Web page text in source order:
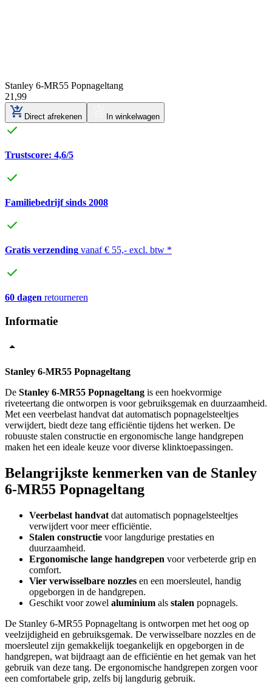
Stanley 6-MR55 Popnageltang
21 ,99
Direct afrekenen In winkelwagen
Trustscore: 4,6/5
Familiebedrijf sinds 2008
Gratis verzending vanaf € 55,- excl. btw *
60 dagen retourneren
Informatie
Stanley 6-MR55 Popnageltang
De Stanley 6-MR55 Popnageltang is een hoekvormige
riveteertang die ontworpen is voor gebruiksgemak en duurzaamheid.
Met een veerbelast handvat dat automatisch popnagelsteeltjes
verwijdert, biedt deze tang efficiëntie tijdens het werken. De
robuuste stalen constructie en ergonomische lange handgrepen
maken het een ideale keuze voor diverse klinktoepassingen.
Belangrijkste kenmerken van de Stanley
6-MR55 Popnageltang
Veerbelast handvat dat automatisch popnagelsteeltjes
verwijdert voor meer efficiëntie.
Stalen constructie voor langdurige prestaties en
duurzaamheid.
Ergonomische lange handgrepen voor verbeterde grip en
comfort.
Vier verwisselbare nozzles en een moersleutel, handig
opgeborgen in de handgrepen.
Geschikt voor zowel aluminium als stalen popnagels.
De Stanley 6-MR55 Popnageltang is ontworpen met het oog op
veelzijdigheid en gebruiksgemak. De verwisselbare nozzles en de
moersleutel zijn gemakkelijk toegankelijk en opgeborgen in de
handgrepen, wat bijdraagt aan de efficiëntie en het gemak van het
gebruik van deze tang. De ergonomische handgrepen zorgen voor
een comfortabele grip, zelfs bij langdurig gebruik.